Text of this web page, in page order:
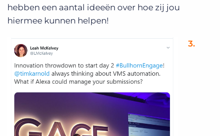
hebben een aantal ideeën over hoe zij jou
hiermee kunnen helpen!